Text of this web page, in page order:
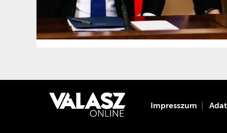
Impresszum